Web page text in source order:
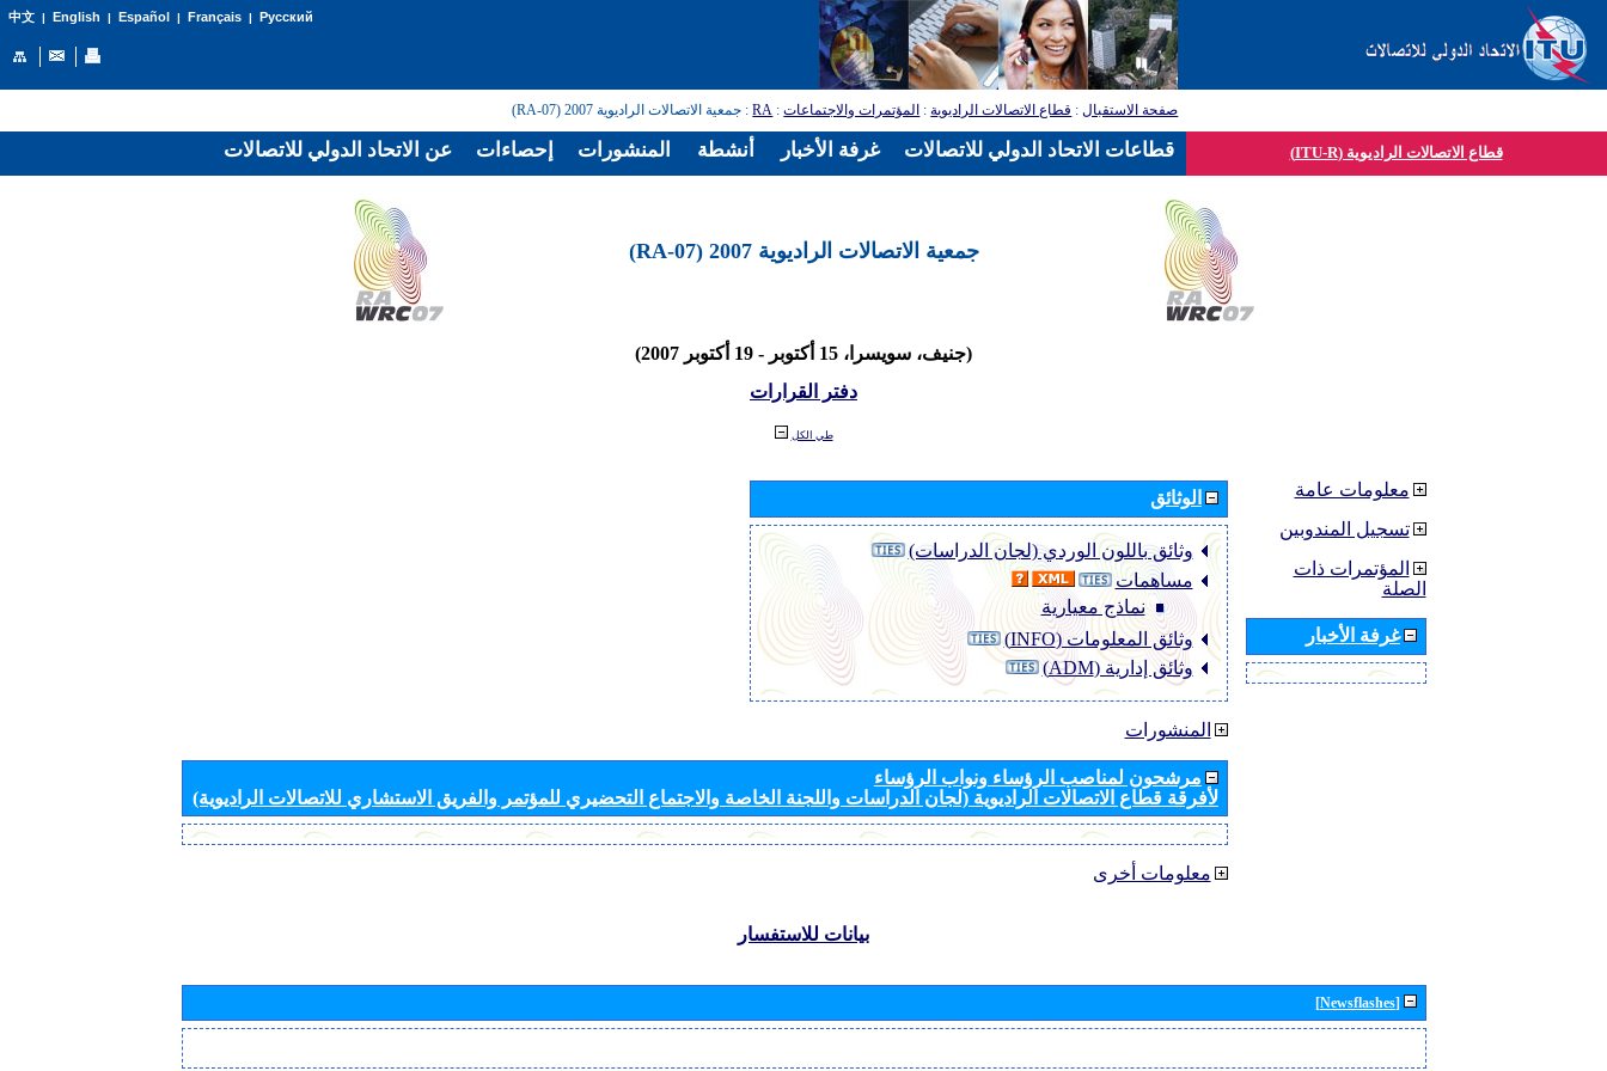
中文| English | Español | Français| Русский
صفحة الاستقبال: قطاع الاتصالات الراديوية: المؤتمرات والاجتماعات:
RA: جمعية الاتصالات الراديوية 2007 (RA-07)
قطاع الاتصالات الراديوية (ITU-R)
جمعية الاتصالات الراديوية 2007 (RA-07)
(جنيف، سويسرا، 15 أكتوبر - 19 أكتوبر 2007)
دفتر القرارات
طي الكل
الوثائق
وثائق باللون الوردي (لجان الدراسات)
مساهمات
نماذج معيارية
وثائق المعلومات (INFO)
وثائق إدارية (ADM)
المنشورات
مرشحون لمناصب الرؤساء ونواب الرؤساء
لأفرقة قطاع الاتصالات الراديوية (لجان الدراسات واللجنة الخاصة والاجتماع التحضيري للمؤتمر والفريق الاستشاري للاتصالات الراديوية)
معلومات أخرى
معلومات عامة
تسجيل المندوبين
المؤتمرات ذات
الصلة
غرفة الأخبار
بيانات للاستفسار
[Newsflashes]
عن الاتحاد الدولي للاتصالات إحصاءات المنشورات أنشطة غرفة الأخبار قطاعات الاتحاد الدولي للاتصالات